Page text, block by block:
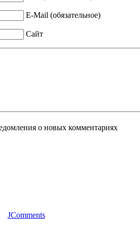
E-Mail (обязательное)
Сайт
о новых комментариях
JComments